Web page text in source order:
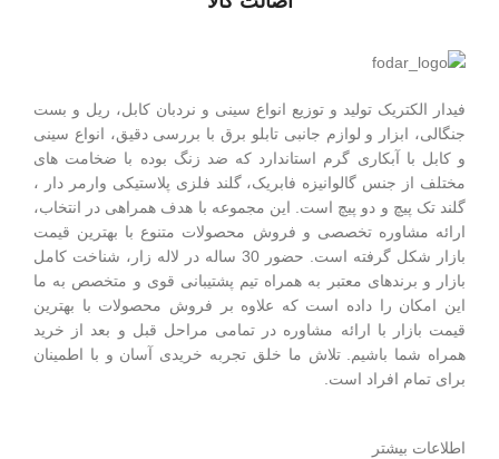
فیدار الکتریک توليد و توزیع انواع سینی و نردبان کابل، ریل و بست
جنگالی، ابزار و لوازم جانبی تابلو برق با بررسی دقیق، انواع سینی
و کابل با آبکاری گرم استاندارد که ضد زنگ بوده با ضخامت های
مختلف از جنس گالوانیزه فابریک، گلند فلزی پلاستيکی وارمر دار ،
گلند تک پيچ و دو پيچ است. این مجموعه با هدف همراهی در انتخاب،
ارائه مشاوره تخصصی و فروش محصولات متنوع با بهترین قیمت
بازار شکل گرفته است. حضور 30 ساله در لاله زار، شناخت کامل
بازار و برندهای معتبر به همراه تیم پشتیبانی قوی و متخصص به ما
این امکان را داده است که علاوه بر فروش محصولات با بهترین
قیمت بازار با ارائه مشاوره در تمامی مراحل قبل و بعد از خرید
همراه شما باشیم. تلاش ما خلق تجربه خریدی آسان و با اطمینان
برای تمام افراد است.
اطلاعات بیشتر